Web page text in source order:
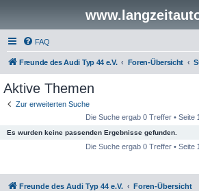
FAQ
Freunde des Audi Typ 44 e.V. Foren-Übersicht
Aktive Themen
Zur erweiterten Suche
Die Suche ergab 0 Treffer • Seite
Es wurden keine passenden Ergebnisse gefunden.
Die Suche ergab 0 Treffer • Seite
Freunde des Audi Typ 44 e.V. Foren-Übersicht